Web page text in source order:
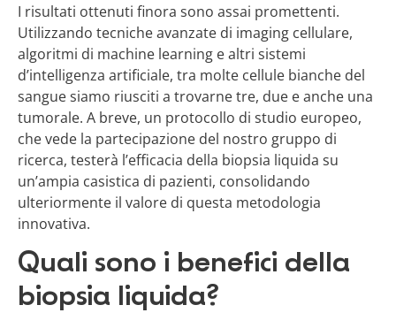
I risultati ottenuti finora sono assai promettenti.
Utilizzando tecniche avanzate di imaging cellulare,
algoritmi di machine learning e altri sistemi
d’intelligenza artificiale, tra molte cellule bianche del
sangue siamo riusciti a trovarne tre, due e anche una
tumorale. A breve, un protocollo di studio europeo,
che vede la partecipazione del nostro gruppo di
ricerca, testerà l’efficacia della biopsia liquida su
un’ampia casistica di pazienti, consolidando
ulteriormente il valore di questa metodologia
innovativa.
Quali sono i benefici della
biopsia liquida?